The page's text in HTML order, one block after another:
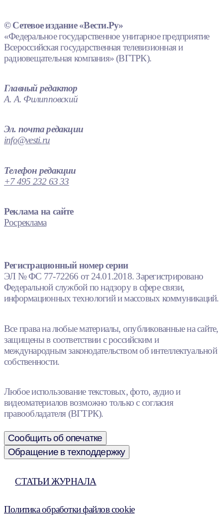
© Сетевое издание «Вести.Ру»
«Федеральное государственное унитарное предприятие
Всероссийская государственная телевизионная и
радиовещательная компания» (ВГТРК).
Главный редактор
А. А. Филипповский
Эл. почта редакции
info@vesti.ru
Телефон редакции
+7 495 232 63 33
Реклама на сайте
Росреклама
Регистрационный номер серии
ЭЛ № ФС 77-72266 от 24.01.2018. Зарегистрировано
Федеральной службой по надзору в сфере связи,
информационных технологий и массовых коммуникаций.
Все права на любые материалы, опубликованные на сайте,
защищены в соответствии с российским и
международным законодательством об интеллектуальной
собственности.
Любое использование текстовых, фото, аудио и
видеоматериалов возможно только с согласия
правообладателя (ВГТРК).
Сообщить об опечатке
Обращение в техподдержку
СТАТЬИ ЖУРНАЛА
Политика обработки файлов cookie